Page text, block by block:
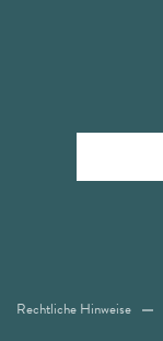
Rechtliche Hinweise